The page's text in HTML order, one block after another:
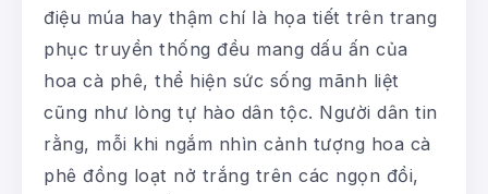
điệu múa hay thậm chí là họa tiết trên trang
phục truyền thống đều mang dấu ấn của
hoa cà phê, thể hiện sức sống mãnh liệt
cũng như lòng tự hào dân tộc. Người dân tin
rằng, mỗi khi ngắm nhìn cảnh tượng hoa cà
phê đồng loạt nở trắng trên các ngọn đồi,